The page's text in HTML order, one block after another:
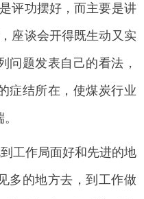
评功摆好，而主要是讲
座谈会开得既生动又实
问题发表自己的看法，
症结所在，使煤炭行业
工作局面好和先进的地
多的地方去，到工作做